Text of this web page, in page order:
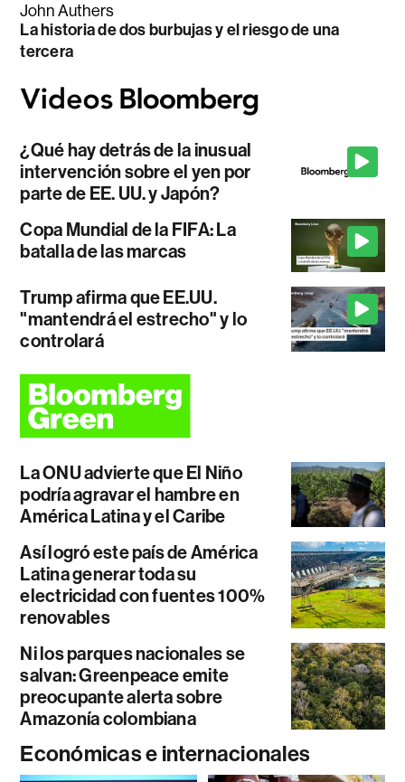
John Authers
La historia de dos burbujas y el riesgo de una
tercera
¿Qué hay detrás de la inusual
intervención sobre el yen por
parte de EE. UU. y Japón?
Copa Mundial de la FIFA: La
batalla de las marcas
Trump afirma que EE.UU.
"mantendrá el estrecho" y lo
controlará
La ONU advierte que El Niño
podría agravar el hambre en
América Latina y el Caribe
Así logró este país de América
Latina generar toda su
electricidad con fuentes 100%
renovables
Ni los parques nacionales se
salvan: Greenpeace emite
preocupante alerta sobre
Amazonía colombiana
Económicas e internacionales